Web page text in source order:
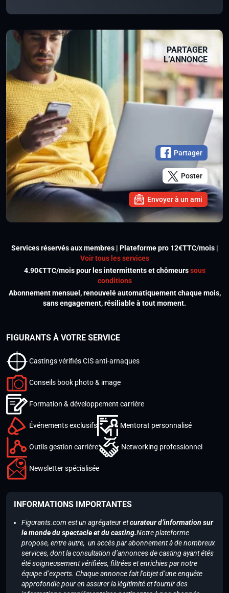
PARTAGER
L’ANNONCE
Partager
Poster
Envoyer à un ami
Services réservés aux membres | Plateforme pro 12€TTC/mois |
Voir tous les services
4.90€TTC/mois pour les intermittents et chômeurssous
conditions
Abonnement mensuel, renouvelé automatiquement chaque mois,
sans engagement, résiliable à tout moment.
FIGURANTS À VOTRE SERVICE
Castings vérifiés CIS anti-arnaques
Conseils book photo & image
Formation & développement carrière
Événements exclusifs Mentorat personnalisé
Outils gestion carrière Networking professionnel
Newsletter spécialisée
INFORMATIONS IMPORTANTES
Figurants.com est un agrégateur etcurateur d’information sur
le monde du spectacle et du casting.Notre plateforme
propose, entre autre, un accès par abonnement à de nombreux
services, dont la consultation d’annonces de casting ayant étés
été soigneusement vérifiées, filtrées et enrichies par notre
équipe d’experts. Chaque annonce fait l’objet d’une enquête
approfondie pour en assurer la légitimité et fournir des